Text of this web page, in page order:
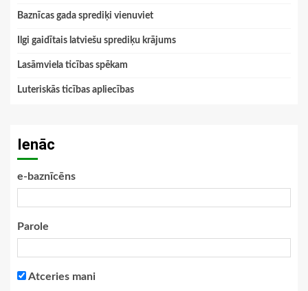
Baznīcas gada sprediķi vienuviet
Ilgi gaidītais latviešu sprediķu krājums
Lasāmviela ticības spēkam
Luteriskās ticības apliecības
Ienāc
e-baznīcēns
Parole
Atceries mani